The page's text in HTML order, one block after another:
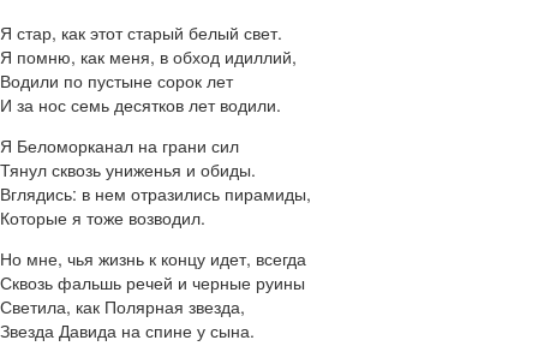
Я стар, как этот старый белый свет.
Я помню, как меня, в обход идиллий,
Водили по пустыне сорок лет
И за нос семь десятков лет водили.
Я Беломорканал на грани сил
Тянул сквозь униженья и обиды.
Вглядись: в нем отразились пирамиды,
Которые я тоже возводил.
Но мне, чья жизнь к концу идет, всегда
Сквозь фальшь речей и черные руины
Светила, как Полярная звезда,
Звезда Давида на спине у сына.